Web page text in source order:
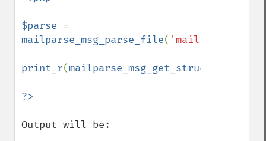
$parse
mailparse_msg_parse_file( 'mail.txt'
print_r(mailparse_msg_get_structure
Output will be: